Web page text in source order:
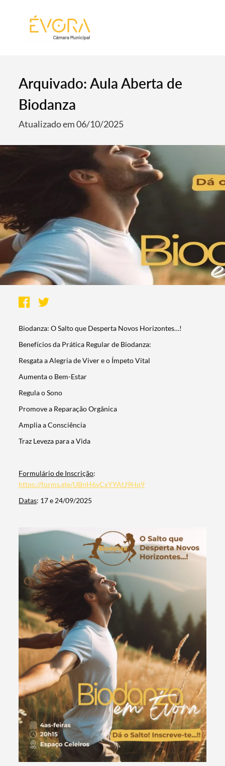
Arquivado: Aula Aberta de
Biodanza
Atualizado em 06/10/2025
Biodanza: O Salto que Desperta Novos Horizontes…!
Benefícios da Prática Regular de Biodanza:
Resgata a Alegria de Viver e o Ímpeto Vital
Aumenta o Bem-Estar
Regula o Sono
Promove a Reparação Orgânica
Amplia a Consciência
Traz Leveza para a Vida
Formulário de Inscrição:
https://forms.gle/UBnH6vCxYYAtJ9Hq9
Datas: 17 e 24/09/2025